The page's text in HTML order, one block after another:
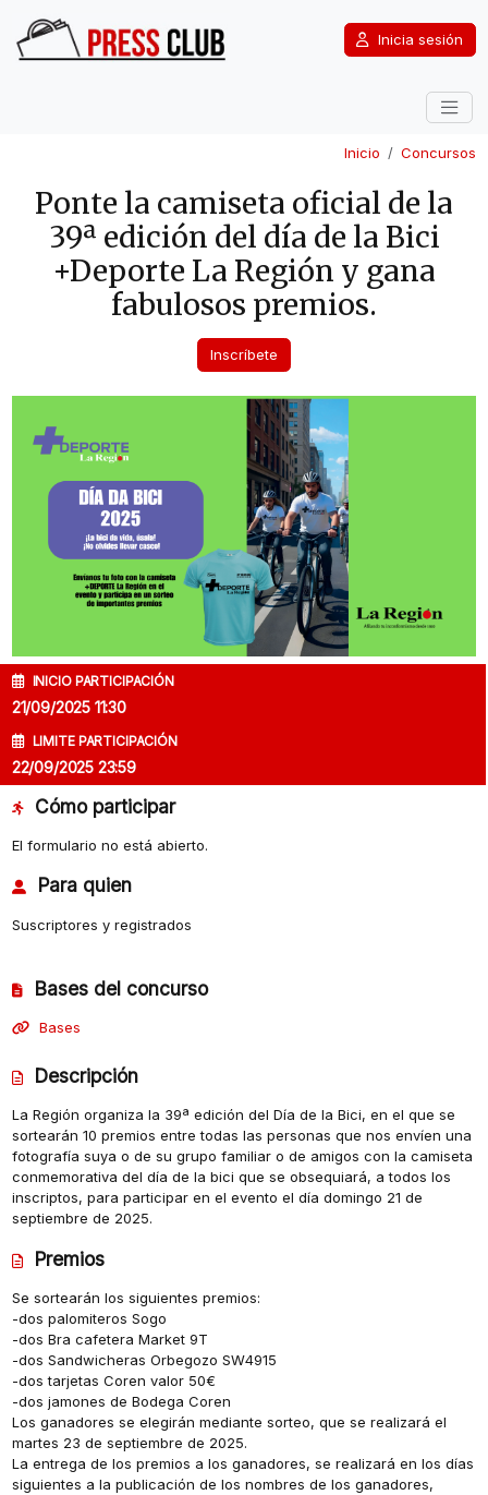
Inicia sesión
Inicio Concursos
Ponte la camiseta oficial de la
39ª edición del día de la Bici
+Deporte La Región y gana
fabulosos premios.
Inscríbete
INICIO PARTICIPACIÓN
21/09/2025 11:30
LIMITE PARTICIPACIÓN
22/09/2025 23:59
Cómo participar
El formulario no está abierto.
Para quien
Suscriptores y registrados
Bases del concurso
Bases
Descripción
La Región organiza la 39ª edición del Día de la Bici, en el que se
sortearán 10 premios entre todas las personas que nos envíen una
fotografía suya o de su grupo familiar o de amigos con la camiseta
conmemorativa del día de la bici que se obsequiará, a todos los
inscriptos, para participar en el evento el día domingo 21 de
septiembre de 2025.
Premios
Se sortearán los siguientes premios:
-dos palomiteros Sogo
-dos Bra cafetera Market 9T
-dos Sandwicheras Orbegozo SW4915
-dos tarjetas Coren valor 50€
-dos jamones de Bodega Coren
Los ganadores se elegirán mediante sorteo, que se realizará el
martes 23 de septiembre de 2025.
La entrega de los premios a los ganadores, se realizará en los días
siguientes a la publicación de los nombres de los ganadores,